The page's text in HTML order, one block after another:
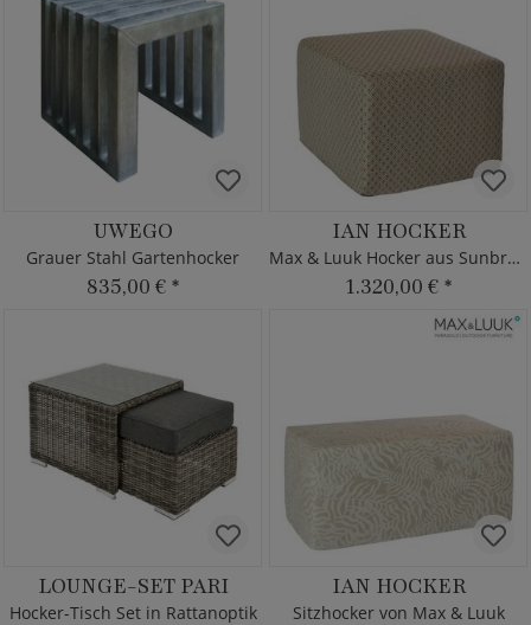
UWEGO
Grauer Stahl Gartenhocker
835,00 € *
IAN HOCKER
Max & Luuk Hocker aus Sunbrella
1.320,00 € *
LOUNGE-SET PARI
Hocker-Tisch Set in Rattanoptik
IAN HOCKER
Sitzhocker von Max & Luuk